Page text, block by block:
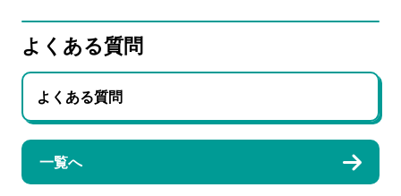
よくある質問
よくある質問
一覧へ